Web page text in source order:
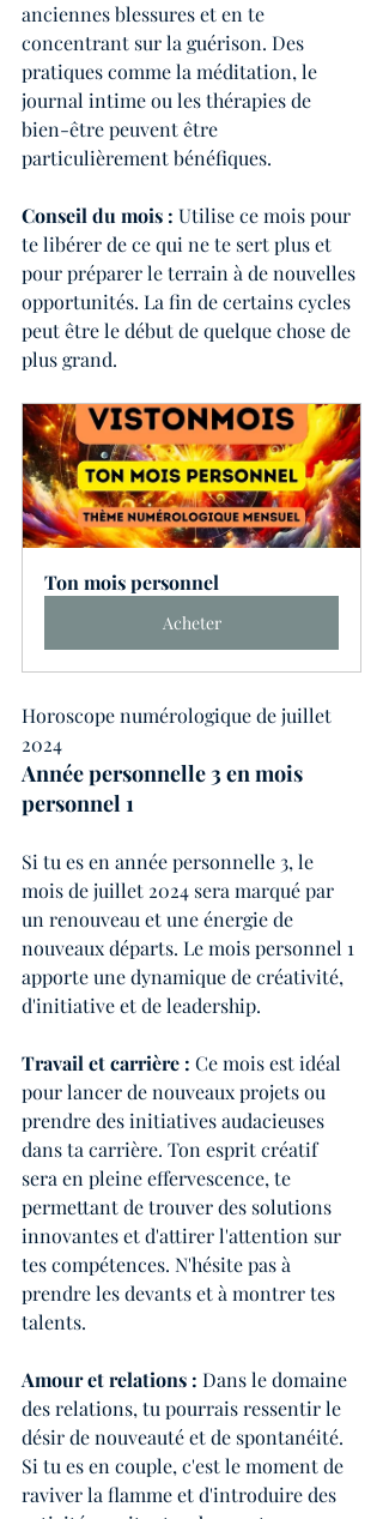
anciennes blessures et en te
concentrant sur la guérison. Des
pratiques comme la méditation, le
journal intime ou les thérapies de
bien-être peuvent être
particulièrement bénéfiques.
Conseil du mois : Utilise ce mois pour
te libérer de ce qui ne te sert plus et
pour préparer le terrain à de nouvelles
opportunités. La fin de certains cycles
peut être le début de quelque chose de
plus grand.
Ton mois personnel
Acheter
Horoscope numérologique de juillet
2024
Année personnelle 3 en mois
personnel 1
Si tu es en année personnelle 3, le
mois de juillet 2024 sera marqué par
un renouveau et une énergie de
nouveaux départs. Le mois personnel 1
apporte une dynamique de créativité,
d'initiative et de leadership.
Travail et carrière : Ce mois est idéal
pour lancer de nouveaux projets ou
prendre des initiatives audacieuses
dans ta carrière. Ton esprit créatif
sera en pleine effervescence, te
permettant de trouver des solutions
innovantes et d'attirer l'attention sur
tes compétences. N'hésite pas à
prendre les devants et à montrer tes
talents.
Amour et relations : Dans le domaine
des relations, tu pourrais ressentir le
désir de nouveauté et de spontanéité.
Si tu es en couple, c'est le moment de
raviver la flamme et d'introduire des